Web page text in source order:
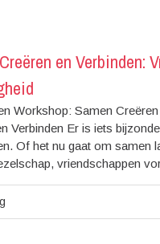
en Verbinden:
Workshop: Samen
Verbinden Er is iets
Of het nu gaat om samen
vriendschappen